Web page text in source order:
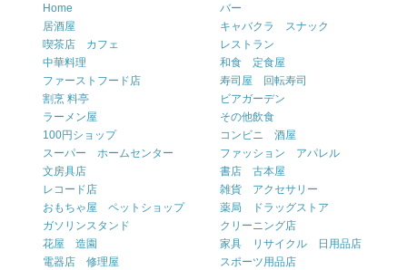
Home
バー
居酒屋
キャバクラ スナック
喫茶店 カフェ
レストラン
中華料理
和食 定食屋
ファーストフード店
寿司屋 回転寿司
割烹 料亭
ビアガーデン
ラーメン屋
その他飲食
100円ショップ
コンビニ 酒屋
スーパー ホームセンター
ファッション アパレル
文房具店
書店 古本屋
レコード店
雑貨 アクセサリー
おもちゃ屋 ペットショップ
薬局 ドラッグストア
ガソリンスタンド
クリーニング店
花屋 造園
家具 リサイクル 日用品店
電器店 修理屋
スポーツ用品店